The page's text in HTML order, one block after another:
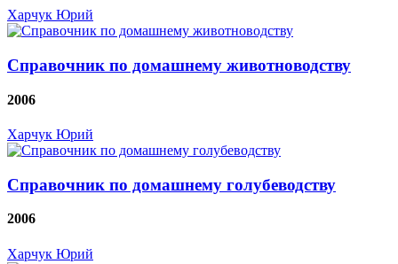
Харчук Юрий
Справочник по домашнему животноводству
2006
Харчук Юрий
Справочник по домашнему голубеводству
2006
Харчук Юрий